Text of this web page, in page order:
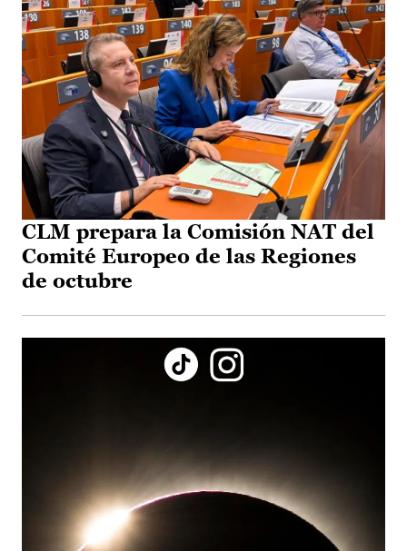
CLM prepara la Comisión NAT del
Comité Europeo de las Regiones
de octubre